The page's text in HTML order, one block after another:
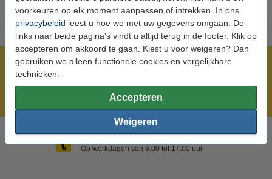
voorkeuren op elk moment aanpassen of intrekken. In ons
privacybeleid leest u hoe we met uw gegevens omgaan. De
links naar beide pagina's vindt u altijd terug in de footer. Klik op
accepteren om akkoord te gaan. Kiest u voor weigeren? Dan
gebruiken we alleen functionele cookies en vergelijkbare
technieken.
Accepteren
Weigeren
Meer dan 5 miljoen klanten!
Op werkdagen van 8.00 tot 17.00 uur